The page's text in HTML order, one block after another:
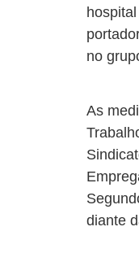
no
As
diante